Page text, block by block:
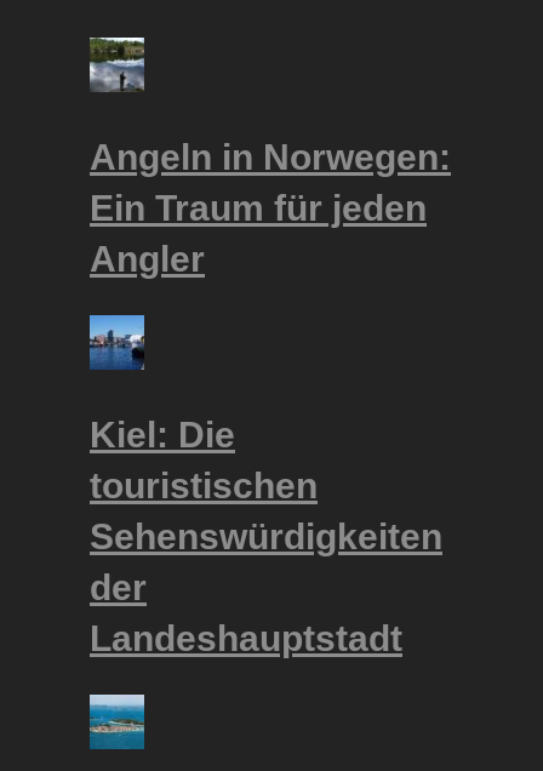
Angeln in Norwegen:
Ein Traum für jeden
Angler
Kiel: Die
touristischen
Sehenswürdigkeiten
der
Landeshauptstadt